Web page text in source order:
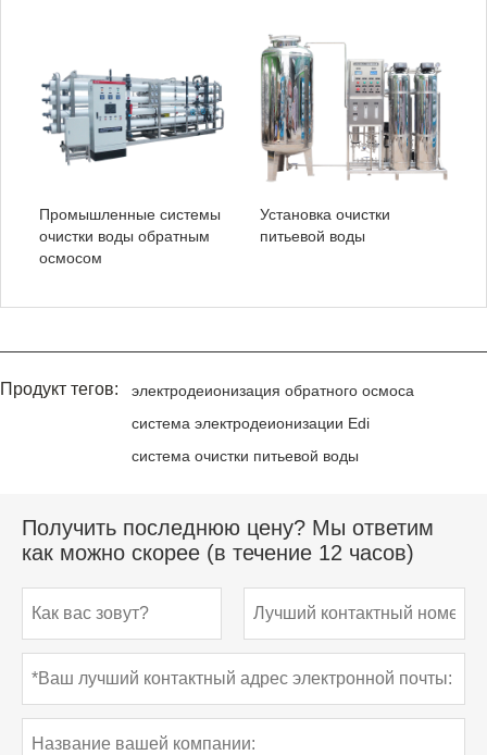
Промышленные системы
очистки воды обратным
осмосом
Установка очистки
питьевой воды
Продукт тегов:
электродеионизация обратного осмоса
система электродеионизации Edi
система очистки питьевой воды
Получить последнюю цену? Мы ответим
как можно скорее (в течение 12 часов)